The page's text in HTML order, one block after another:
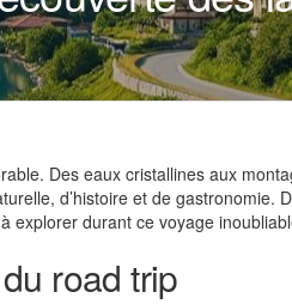
Des eaux cristallines aux
d’histoire et de
explorer durant ce voyage
road trip